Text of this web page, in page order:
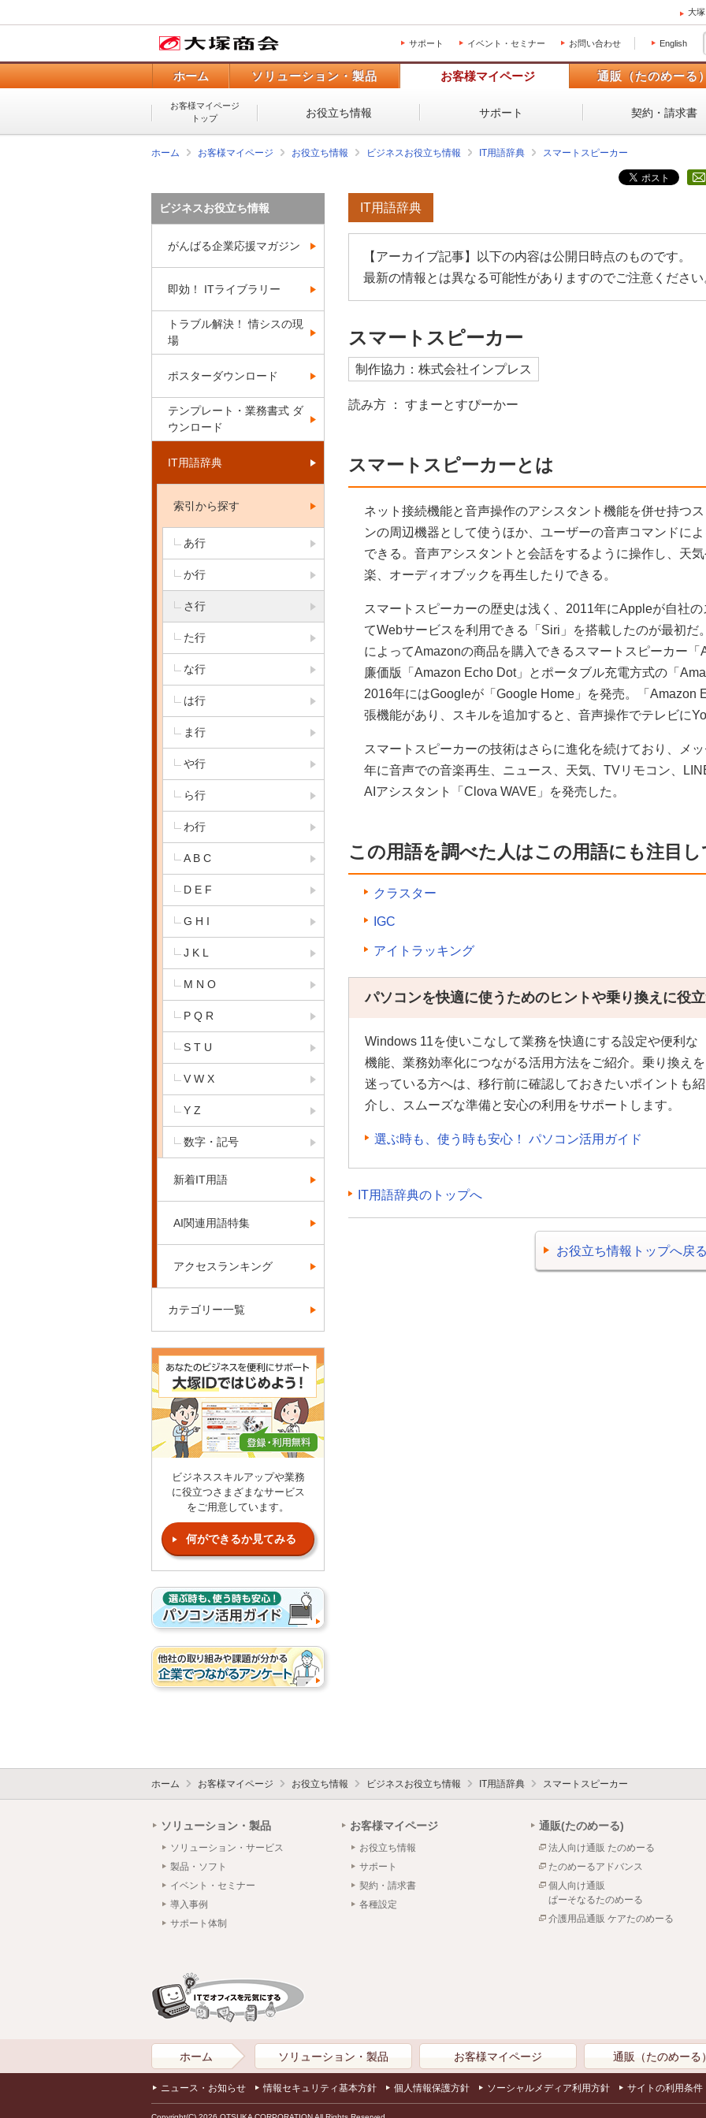
大
サポート イベント・セミナー お問い合わせ English
ホーム ソリューション・製品 お客様マイページ 通販（たのめーる
お客様マイページ
トップ
お役立ち情報 サポート 契約・請求書
ホーム お客様マイページ お役立ち情報 ビジネスお役立ち情報 IT用語辞典 スマートスピーカー
IT用語辞典
【アーカイブ記事】以下の内容は公開日時点のものです。
最新の情報とは異なる可能性がありますのでご注意ください
スマートスピーカー
制作協力：株式会社インプレス
読み方 ： すまーとすぴーかー
スマートスピーカーとは
ネット接続機能と音声操作のアシスタント機能を併せ持つ
ンの周辺機器として使うほか、ユーザーの音声コマンドに
できる。音声アシスタントと会話をするように操作し、天
楽、オーディオブックを再生したりできる。
スマートスピーカーの歴史は浅く、2011年にAppleが自社
てWebサービスを利用できる「Siri」を搭載したのが最初
によってAmazonの商品を購入できるスマートスピーカー
廉価版「Amazon Echo Dot」とポータブル充電方式の「
2016年にはGoogleが「Google Home」を発売。「Amazon
張機能があり、スキルを追加すると、音声操作でテレビに
スマートスピーカーの技術はさらに進化を続けており、メ
年に音声での音楽再生、ニュース、天気、TVリモコン、
AIアシスタント「Clova WAVE」を発売した。
この用語を調べた人はこの用語にも注目
クラスター
IGC
アイトラッキング
パソコンを快適に使うためのヒントや乗り換えに役
Windows 11を使いこなして業務を快適にする設定や便利な
機能、業務効率化につながる活用方法をご紹介。乗り換えを
迷っている方へは、移行前に確認しておきたいポイントも紹
介し、スムーズな準備と安心の利用をサポートします。
選ぶ時も、使う時も安心！ パソコン活用ガイド
IT用語辞典のトップへ
お役立ち情報トップへ戻
ビジネスお役立ち情報
がんばる企業応援マガジン
即効！ ITライブラリー
トラブル解決！ 情シスの現
場
ポスターダウンロード
テンプレート・業務書式 ダ
ウンロード
IT用語辞典
索引から探す
あ行
か行
さ行
た行
な行
は行
ま行
や行
ら行
わ行
A B C
D E F
G H I
J K L
M N O
P Q R
S T U
V W X
Y Z
数字・記号
新着IT用語
AI関連用語特集
アクセスランキング
カテゴリー一覧
ビジネススキルアップや業務
に役立つさまざまなサービス
をご用意しています。
何ができるか見てみる
ホーム お客様マイページ お役立ち情報 ビジネスお役立ち情報 IT用語辞典 スマートスピーカー
ソリューション・製品
ソリューション・サービス
製品・ソフト
イベント・セミナー
導入事例
サポート体制
お客様マイページ
お役立ち情報
サポート
契約・請求書
各種設定
通販(たのめーる)
法人向け通販 たのめーる
たのめーるアドバンス
個人向け通販
ぱーそなるたのめーる
介護用品通販 ケアたのめーる
ホーム ソリューション・製品 お客様マイページ 通販（たのめーる
ニュース・お知らせ 情報セキュリティ基本方針 個人情報保護方針 ソーシャルメディア利用方針 サイトの利用条件